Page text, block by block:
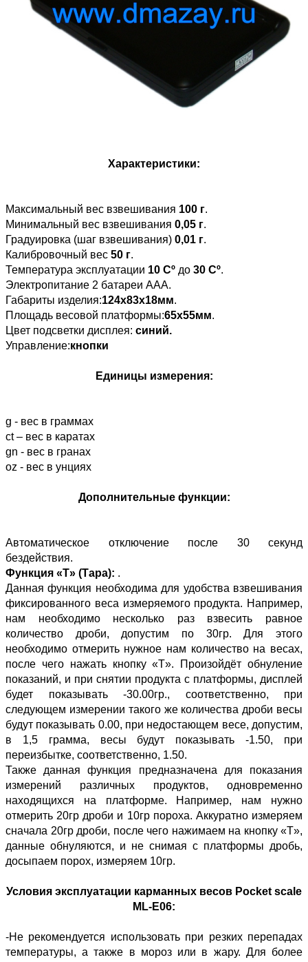
Характеристики:
Максимальный вес взвешивания 100 г.
Минимальный вес взвешивания 0,05 г.
Градуировка (шаг взвешивания) 0,01 г.
Калибровочный вес 50 г.
Температура эксплуатации 10 Сº до 30 Сº.
Электропитание 2 батареи AAA.
Габариты изделия:124х83х18мм.
Площадь весовой платформы:65х55мм.
Цвет подсветки дисплея: синий.
Управление:кнопки
Единицы измерения:
g - вес в граммах
ct – вес в каратах
gn - вес в гранах
oz - вес в унциях
Дополнительные функции:
Автоматическое отключение после 30 секунд
бездействия.
Функция «T» (Тара): .
Данная функция необходима для удобства взвешивания
фиксированного веса измеряемого продукта. Например,
нам необходимо несколько раз взвесить равное
количество дроби, допустим по 30гр. Для этого
необходимо отмерить нужное нам количество на весах,
после чего нажать кнопку «T». Произойдёт обнуление
показаний, и при снятии продукта с платформы, дисплей
будет показывать -30.00гр., соответственно, при
следующем измерении такого же количества дроби весы
будут показывать 0.00, при недостающем весе, допустим,
в 1,5 грамма, весы будут показывать -1.50, при
переизбытке, соответственно, 1.50.
Также данная функция предназначена для показания
измерений различных продуктов, одновременно
находящихся на платформе. Например, нам нужно
отмерить 20гр дроби и 10гр пороха. Аккуратно измеряем
сначала 20гр дроби, после чего нажимаем на кнопку «T»,
данные обнуляются, и не снимая с платформы дробь,
досыпаем порох, измеряем 10гр.
Условия эксплуатации карманных весов Pocket scale
ML-E06:
-Не рекомендуется использовать при резких перепадах
температуры, а также в мороз или в жару. Для более